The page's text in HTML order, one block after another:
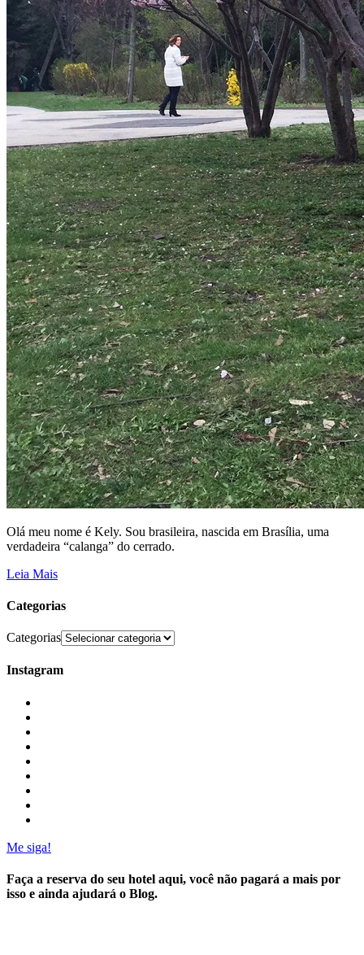
Olá meu nome é Kely. Sou brasileira, nascida em Brasília, uma
verdadeira “calanga” do cerrado.
Leia Mais
Categorias
Categorias
Instagram
Me siga!
Faça a reserva do seu hotel aqui, você não pagará a mais por
isso e ainda ajudará o Blog.